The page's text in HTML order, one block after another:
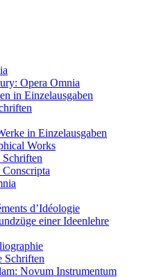
Opera Omnia
in Einzelausgaben
in Einzelausgaben
Works
Schriften
d’Idéologie
einer Ideenlehre
Schriften
Novum Instrumentum